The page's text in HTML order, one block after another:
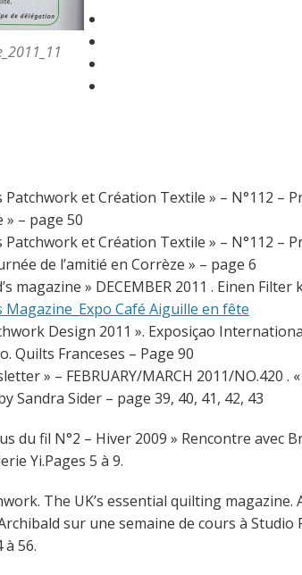
Patchwork et Création Textile » – N°112 –
– page 50
Patchwork et Création Textile » – N°112 –
de l’amitié en Corrèze » – page 6
magazine » DECEMBER 2011 . Einen
Magazine_Expo Café Aiguille en fête
Design 2011 ». Exposiçao
Quilts Franceses – Page 90
» – FEBRUARY/MARCH 2011/NO.420
Sandra Sider – page 39, 40, 41, 42, 43
du fil N°2 – Hiver 2009 » Rencontre avec
Yi.Pages 5 à 9.
The UK’s essential quilting magazine.
sur une semaine de cours à Studio
à 56.